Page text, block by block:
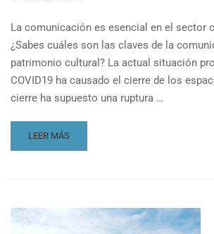
La comunicación es esencial en el sector
¿Sabes cuáles son las claves de la
patrimonio cultural? La actual situación
COVID19 ha causado el cierre de los
cierre ha supuesto una ruptura …
READ
MORE
LAS
LEER MÁS